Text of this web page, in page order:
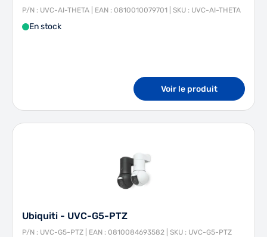
P/N : UVC-AI-THETA | EAN : 0810010079701 | SKU : UVC-AI-THETA
En stock
Voir le produit
Ubiquiti - UVC-G5-PTZ
P/N : UVC-G5-PTZ | EAN : 0810084693582 | SKU : UVC-G5-PTZ